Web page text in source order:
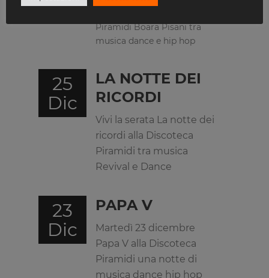
Piramidi Boara Pisani tra
musica dance e hip hop
25
Dic
LA NOTTE DEI
RICORDI
Vivi la serata La notte dei
ricordi alla Discoteca
Piramidi tra musica
Revival e Dance
23
Dic
PAPA V
Martedì 23 dicembre
Papa V alla Discoteca
Piramidi una notte di
musica dance hip hop